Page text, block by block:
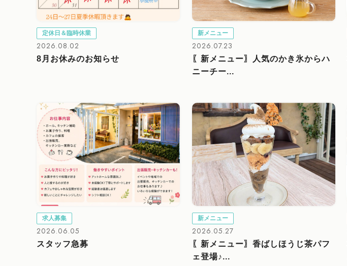
定休日＆臨時休業
2026.08.02
8月お休みのお知らせ
新メニュー
2026.07.23
〖新メニュー〗人気のかき氷からハ
ニーチー...
求人募集
2026.06.05
スタッフ急募
新メニュー
2026.05.27
〖新メニュー〗香ばしほうじ茶パフ
ェ登場♪...